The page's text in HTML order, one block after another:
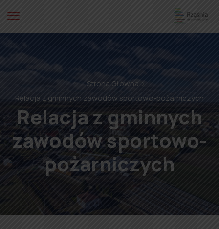
⌂
Strona Główna
Relacja z gminnych zawodów sportowo-pożarniczych
Relacja z gminnych
zawodów sportowo-
pożarniczych